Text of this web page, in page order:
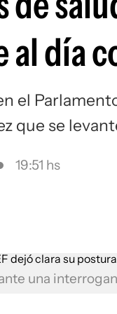
al día
el
que se
19:51 hs
una